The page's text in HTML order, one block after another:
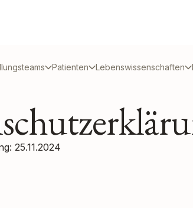
Patienten Lebenswissenschaften
25.11.2024